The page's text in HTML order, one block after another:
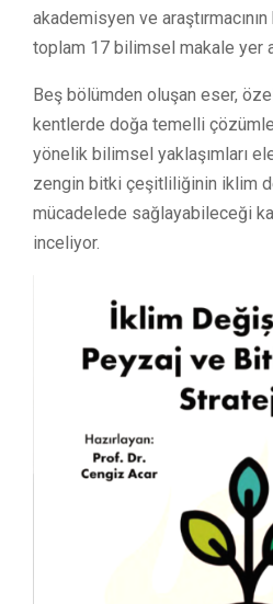
akademisyen ve araştırmacının
toplam 17 bilimsel makale yer
Beş bölümden oluşan eser,
kentlerde doğa temelli
yönelik bilimsel yaklaşımları
zengin bitki çeşitliliğinin iklim
mücadelede sağlayabileceği
inceliyor.